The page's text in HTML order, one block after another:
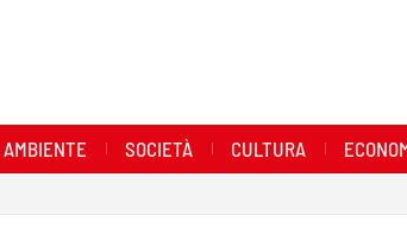
AMBIENTE SOCIETÀ CULTURA